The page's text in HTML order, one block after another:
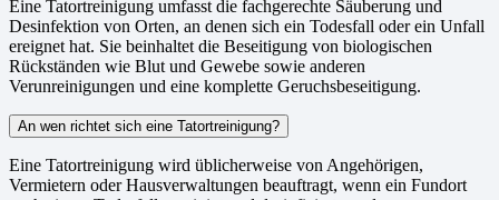
Eine Tatortreinigung umfasst die fachgerechte Säuberung und
Desinfektion von Orten, an denen sich ein Todesfall oder ein Unfall
ereignet hat. Sie beinhaltet die Beseitigung von biologischen
Rückständen wie Blut und Gewebe sowie anderen
Verunreinigungen und eine komplette Geruchsbeseitigung.
An wen richtet sich eine Tatortreinigung?
Eine Tatortreinigung wird üblicherweise von Angehörigen,
Vermietern oder Hausverwaltungen beauftragt, wenn ein Fundort